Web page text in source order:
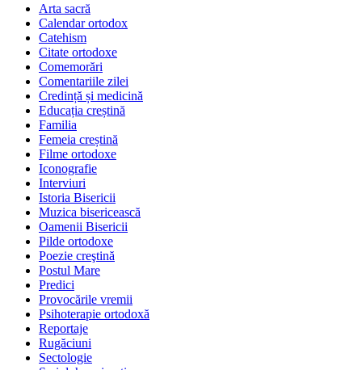
Arta sacră
Calendar ortodox
Catehism
Citate ortodoxe
Comemorări
Comentariile zilei
Credință și medicină
Educația creștină
Familia
Femeia creștină
Filme ortodoxe
Iconografie
Interviuri
Istoria Bisericii
Muzica bisericească
Oamenii Bisericii
Pilde ortodoxe
Poezie creştină
Postul Mare
Predici
Provocările vremii
Psihoterapie ortodoxă
Reportaje
Rugăciuni
Sectologie